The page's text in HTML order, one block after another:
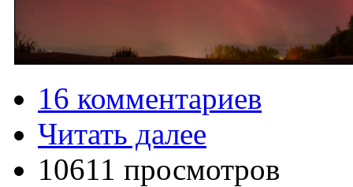
16 комментариев
Читать далее
10611 просмотров